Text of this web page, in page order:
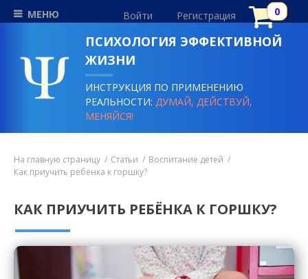
МЕНЮ Войти Регистрация
ПСИХОЛОГИЯ ЭФФЕКТИВНОЙ
ЖИЗНИ
ИНСТРУКЦИЯ ПО ПРИМЕНЕНИЮ
РЕАЛЬНОСТИ:ДУМАЙ, ДЕЙСТВУЙ,
МЕНЯЙСЯ!
На главную страницу Статьи
Воспитание детей
Как приучить ребёнка к горшку?
КАК ПРИУЧИТЬ РЕБЁНКА К ГОРШКУ?